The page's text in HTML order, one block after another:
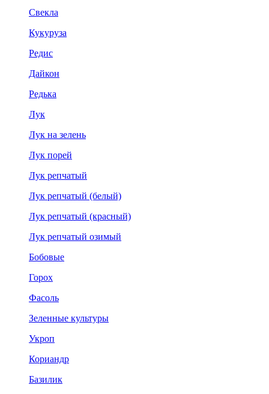
Свекла
Кукуруза
Редис
Дайкон
Редька
Лук
Лук на зелень
Лук порей
Лук репчатый
Лук репчатый (белый)
Лук репчатый (красный)
Лук репчатый озимый
Бобовые
Горох
Фасоль
Зеленные культуры
Укроп
Кориандр
Базилик